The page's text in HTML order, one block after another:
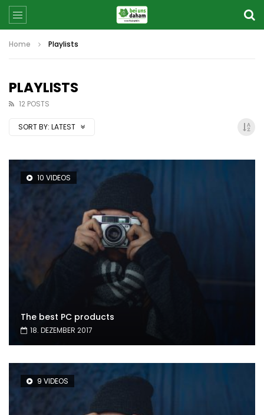
Home Playlists
PLAYLISTS
12 POSTS
SORT BY: LATEST
10 VIDEOS
The best PC products
18. DEZEMBER 2017
9 VIDEOS